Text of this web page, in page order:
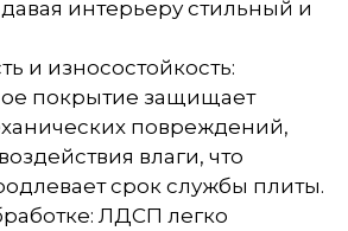
интерьеру стильный и
и износостойкость:
покрытие защищает
повреждений,
влаги, что
срок службы плиты.
ЛДСП легко